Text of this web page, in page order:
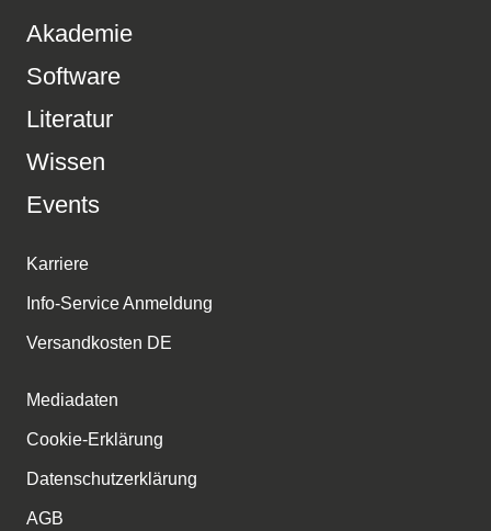
Akademie
Software
Literatur
Wissen
Events
Karriere
Info-Service Anmeldung
Versandkosten DE
Mediadaten
Cookie-Erklärung
Datenschutzerklärung
AGB